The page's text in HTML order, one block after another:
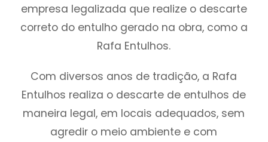
empresa legalizada que realize o descarte
correto do entulho gerado na obra, como a
Rafa Entulhos.
Com diversos anos de tradição, a Rafa
Entulhos realiza o descarte de entulhos de
maneira legal, em locais adequados, sem
agredir o meio ambiente e com